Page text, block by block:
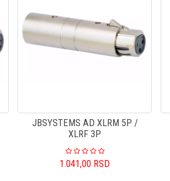
JBSYSTEMS AD XLRM 5P /
XLRF 3P
1.041,00 RSD